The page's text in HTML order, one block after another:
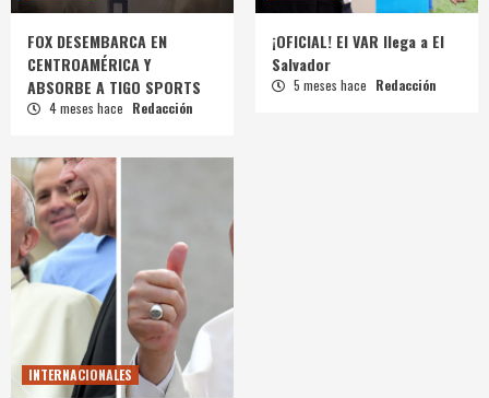
FOX DESEMBARCA EN
CENTROAMÉRICA Y
ABSORBE A TIGO SPORTS
4 meses hace Redacción
¡OFICIAL! El VAR llega a El
Salvador
5 meses hace Redacción
INTERNACIONALES